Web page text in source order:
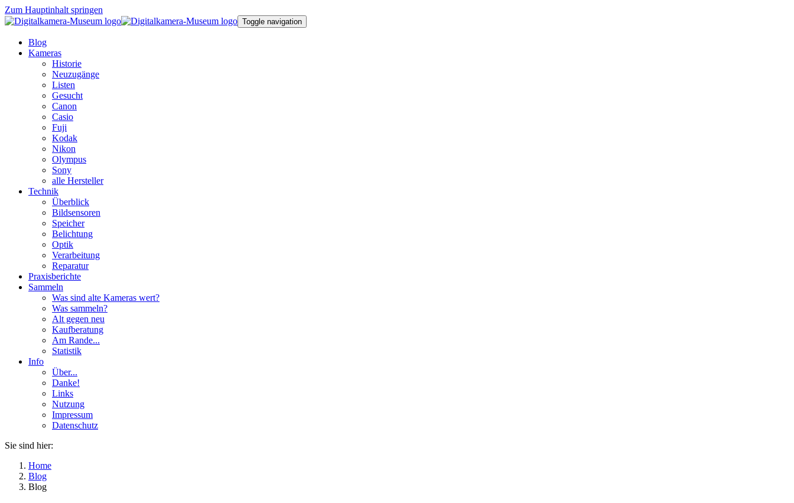
Zum Hauptinhalt springen
Toggle navigation
Blog
Kameras
Historie
Neuzugänge
Listen
Gesucht
Canon
Casio
Fuji
Kodak
Nikon
Olympus
Sony
alle Hersteller
Technik
Überblick
Bildsensoren
Speicher
Belichtung
Optik
Verarbeitung
Reparatur
Praxisberichte
Sammeln
Was sind alte Kameras wert?
Was sammeln?
Alt gegen neu
Kaufberatung
Am Rande...
Statistik
Info
Über...
Danke!
Links
Nutzung
Impressum
Datenschutz
Sie sind hier:
Home
Blog
Blog